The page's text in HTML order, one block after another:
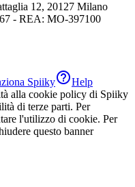
12, 20127 Milano
- REA: MO-397100
SpiikyHelp
alla cookie policy di Spiiky
di terze parti. Per
l'utilizzo di cookie. Per
questo banner